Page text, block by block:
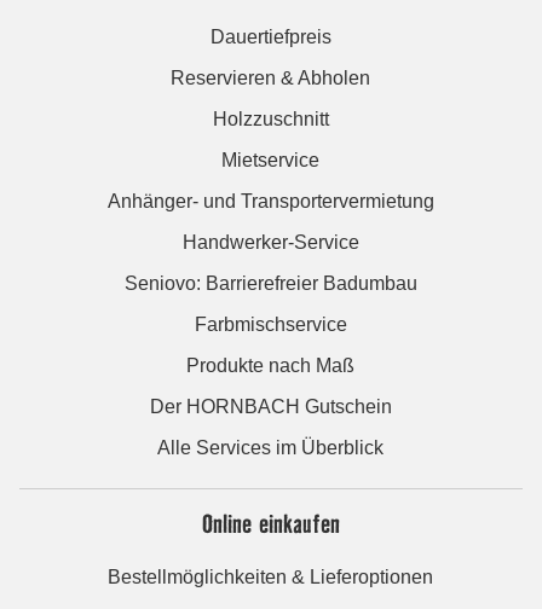
Dauertiefpreis
Reservieren & Abholen
Holzzuschnitt
Mietservice
Anhänger- und Transportervermietung
Handwerker-Service
Seniovo: Barrierefreier Badumbau
Farbmischservice
Produkte nach Maß
Der HORNBACH Gutschein
Alle Services im Überblick
Online einkaufen
Bestellmöglichkeiten & Lieferoptionen